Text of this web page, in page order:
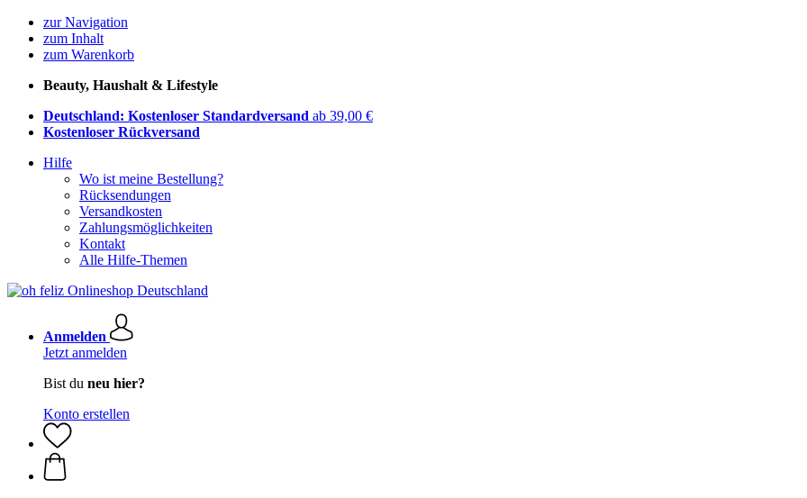
zur Navigation
zum Inhalt
zum Warenkorb
Beauty, Haushalt & Lifestyle
Deutschland: Kostenloser Standardversand ab 39,00 €
Kostenloser Rückversand
Hilfe
Wo ist meine Bestellung?
Rücksendungen
Versandkosten
Zahlungsmöglichkeiten
Kontakt
Alle Hilfe-Themen
Anmelden
Jetzt anmelden
Bist du neu hier?
Konto erstellen